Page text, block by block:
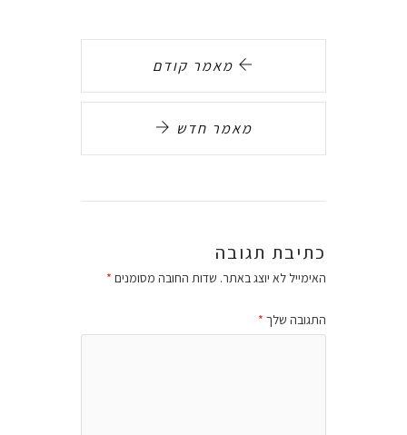
מאמר קודם
מאמר חדש
כתיבת תגובה
האימייל לא יוצג באתר. שדות החובה מסומנים *
התגובה שלך *